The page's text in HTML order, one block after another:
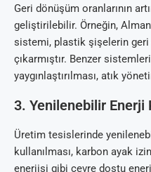
Geri dönüşüm oranlarının
geliştirilebilir. Örneğin,
sistemi, plastik şişelerin geri
çıkarmıştır. Benzer
yaygınlaştırılması, atık
3. Yenilenebilir Enerji
Üretim tesislerinde
kullanılması, karbon ayak
enerjisi gibi çevre dostu